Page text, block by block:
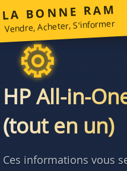
LA BONNE RAM
Vendre, Acheter, S'informer
HP All-in-
(tout en un)
Ces informations vous